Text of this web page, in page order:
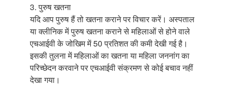
3. पुरुष खतना
यदि आप पुरुष हैं तो खतना कराने पर विचार करें। अस्पताल
या क्लीनिक में पुरुष खतना कराने से महिलाओं से होने वाले
एचआईवी के जोखिम में 50 प्रतिशत की कमी देखी गई है।
इसकी तुलना में महिलाओं का खतना या महिला जननांग का
परिच्छेदन करवाने पर एचआईवी संक्रमण से कोई बचाव नहीं
देखा गया।